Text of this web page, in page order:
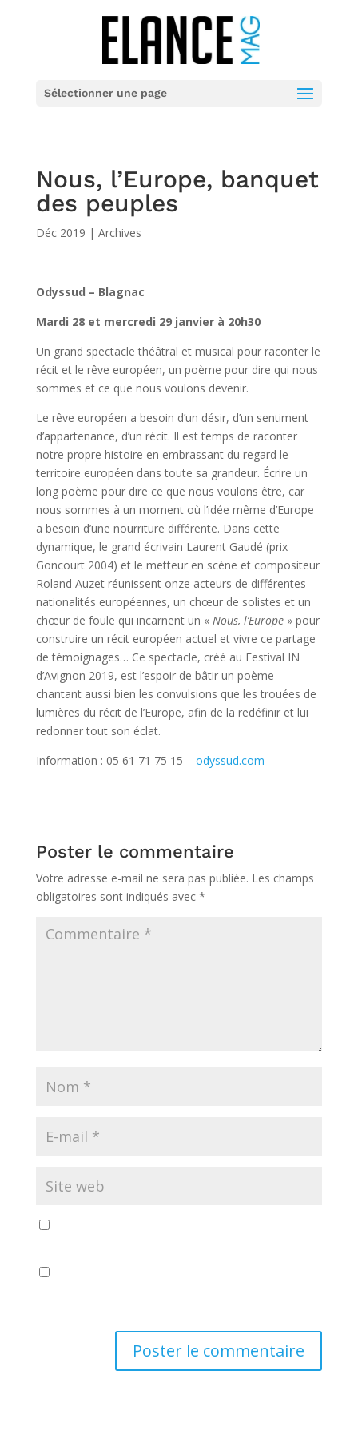
Sélectionner une page
Nous, l’Europe, banquet
des peuples
Déc 2019 | Archives
Odyssud – Blagnac
Mardi 28 et mercredi 29 janvier à 20h30
Un grand spectacle théâtral et musical pour raconter le
récit et le rêve européen, un poème pour dire qui nous
sommes et ce que nous voulons devenir.
Le rêve européen a besoin d’un désir, d’un sentiment
d’appartenance, d’un récit. Il est temps de raconter
notre propre histoire en embrassant du regard le
territoire européen dans toute sa grandeur. Écrire un
long poème pour dire ce que nous voulons être, car
nous sommes à un moment où l’idée même d’Europe
a besoin d’une nourriture différente. Dans cette
dynamique, le grand écrivain Laurent Gaudé (prix
Goncourt 2004) et le metteur en scène et compositeur
Roland Auzet réunissent onze acteurs de différentes
nationalités européennes, un chœur de solistes et un
chœur de foule qui incarnent un « Nous, l’Europe » pour
construire un récit européen actuel et vivre ce partage
de témoignages… Ce spectacle, créé au Festival IN
d’Avignon 2019, est l’espoir de bâtir un poème
chantant aussi bien les convulsions que les trouées de
lumières du récit de l’Europe, afin de la redéfinir et lui
redonner tout son éclat.
Information : 05 61 71 75 15 – odyssud.com
Poster le commentaire
Votre adresse e-mail ne sera pas publiée. Les champs
obligatoires sont indiqués avec *